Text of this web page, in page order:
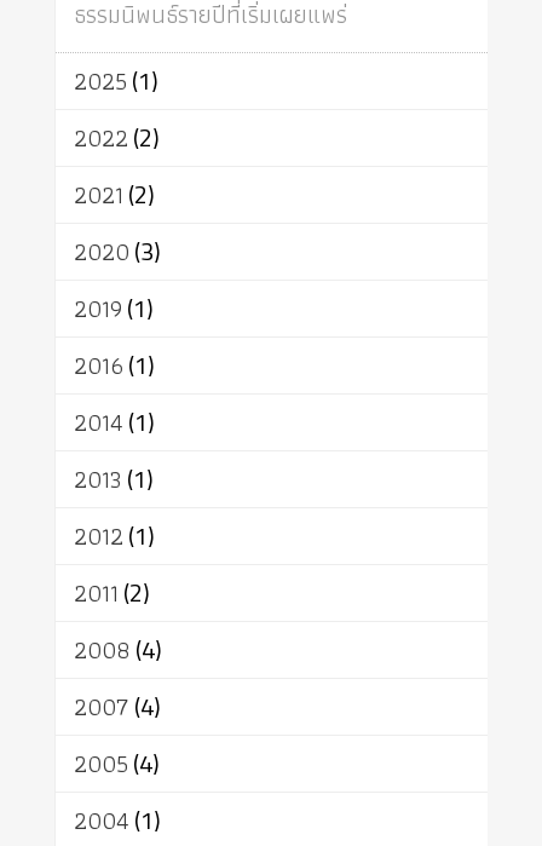
อินเดีย
ผู้บริโภค
ธรรมาธิปไตย
จักร
การแยกรัฐกับศาสนา
ธรรมชาติ
เทคโนโลยี
สิทธิ
พุทธบริษัท
อัตถะ
เทวดา
ธรรมนิพนธ์รายปีที่เริ่มเผยแพร่
2025(1)
2022(2)
2021 (2)
2020(3)
2019(1)
2016(1)
2014(1)
2013 (1)
2012(1)
2011 (2)
2008 (4)
2007(4)
2005(4)
2004(1)